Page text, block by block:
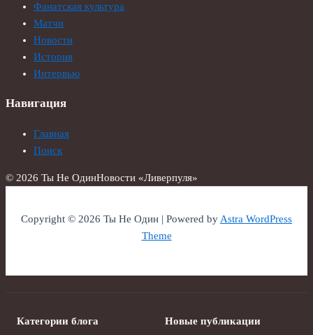
Фанатская культура
Матчи
Новости
История
Интервью
Навигация
Главная
Поиск
© 2026 Ты Не ОдинНовости «Ливерпуля»
Copyright © 2026 Ты Не Один | Powered byAstra WordPress
Theme
Категории блога Новые публикации